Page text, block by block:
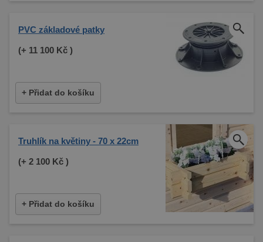
PVC základové patky
(+ 11 100 Kč )
+ Přidat do košíku
Truhlík na květiny - 70 x 22cm
(+ 2 100 Kč )
+ Přidat do košíku